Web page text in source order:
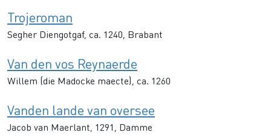
Trojeroman
Segher Diengotgaf, ca. 1240, Brabant
Van den vos Reynaerde
Willem (die Madocke maecte), ca. 1260
Vanden lande van oversee
Jacob van Maerlant, 1291, Damme